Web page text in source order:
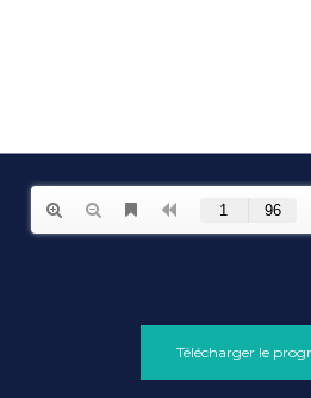
Télécharger le